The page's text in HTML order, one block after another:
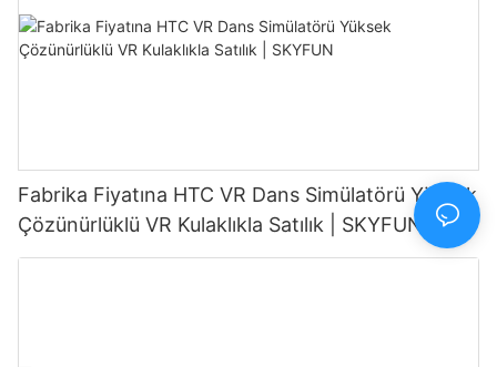
Fabrika Fiyatına HTC VR Dans Simülatörü Yüksek
Çözünürlüklü VR Kulaklıkla Satılık | SKYFUN